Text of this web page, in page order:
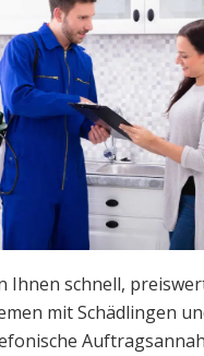
Ihnen schnell,
mit Schädlingen
ist 24 Stunden